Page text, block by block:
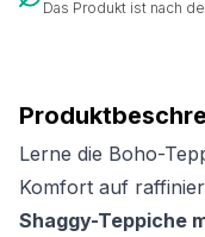
Lerne die Boho-
Komfort auf
Shaggy-Teppiche
Das Produkt ist nach